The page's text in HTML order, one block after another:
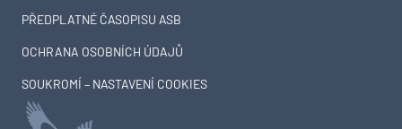
PŘEDPLATNÉ ČASOPISU ASB
OCHRANA OSOBNÍCH ÚDAJŮ
SOUKROMÍ – NASTAVENÍ COOKIES